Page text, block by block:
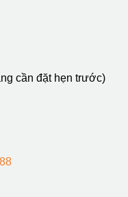
cần đặt hẹn trước)